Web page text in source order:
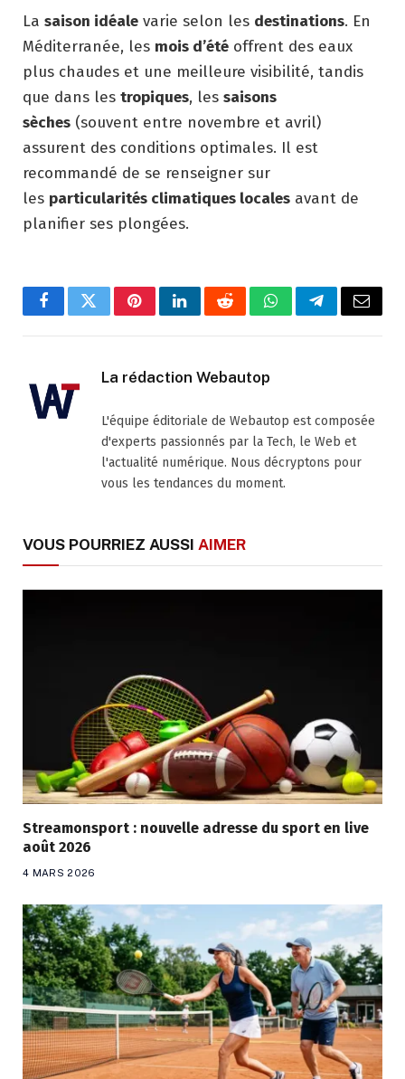
La saison idéale varie selon les destinations. En
Méditerranée, les mois d’été offrent des eaux
plus chaudes et une meilleure visibilité, tandis
que dans les tropiques, les saisons
sèches (souvent entre novembre et avril)
assurent des conditions optimales. Il est
recommandé de se renseigner sur
les particularités climatiques locales avant de
planifier ses plongées.
FacebookTwitterPinterestLinkedInRedditWhatsAppTelegramEmail
La rédaction Webautop
L'équipe éditoriale de Webautop est composée
d'experts passionnés par la Tech, le Web et
l'actualité numérique. Nous décryptons pour
vous les tendances du moment.
VOUS POURRIEZ AUSSI AIMER
Streamonsport : nouvelle adresse du sport en live
août 2026
4 MARS 2026